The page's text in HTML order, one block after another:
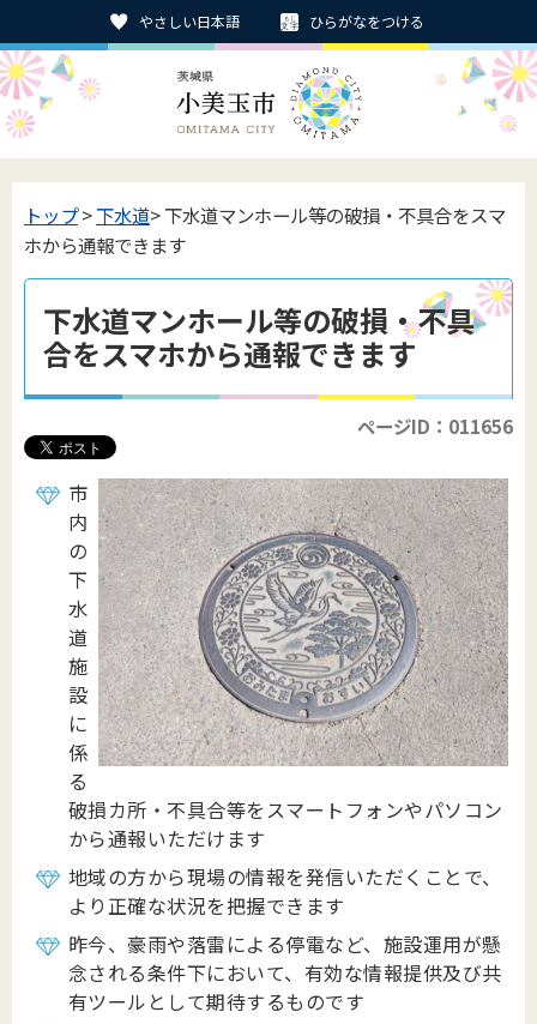
やさしい日本語 ひらがなをつける
トップ>下水道> 下水道マンホール等の破損・不具合をスマ
ホから通報できます
下水道マンホール等の破損・不具
合をスマホから通報できます
ページID：011656
市
内
の
下
水
道
施
設
に
係
る
破損カ所・不具合等をスマートフォンやパソコン
から通報いただけます
地域の方から現場の情報を発信いただくことで、
より正確な状況を把握できます
昨今、豪雨や落雷による停電など、施設運用が懸
念される条件下において、有効な情報提供及び共
有ツールとして期待するものです